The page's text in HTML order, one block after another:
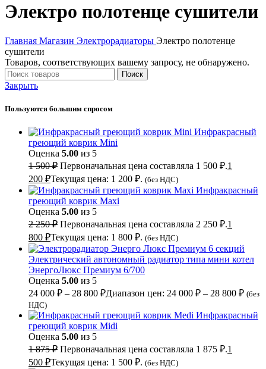
Электро полотенце сушители
Главная Магазин Электрорадиаторы Электро полотенце
сушители
Товаров, соответствующих вашему запросу, не обнаружено.
Поиск
Закрыть
Пользуются большим спросом
Инфракрасный
греющий коврик Mini
Оценка 5.00 из 5
1 500₽ Первоначальная цена составляла 1 500 ₽.1
200 ₽Текущая цена: 1 200 ₽. (без НДС)
Инфракрасный
греющий коврик Maxi
Оценка 5.00 из 5
2 250₽ Первоначальная цена составляла 2 250 ₽.1
800 ₽Текущая цена: 1 800 ₽. (без НДС)
Электрический автономный радиатор типа мини котел
ЭнергоЛюкс Премиум 6/700
Оценка 5.00 из 5
24 000 ₽ – 28 800 ₽Диапазон цен: 24 000 ₽ – 28 800 ₽ (без
НДС)
Инфракрасный
греющий коврик Midi
Оценка 5.00 из 5
1 875₽ Первоначальная цена составляла 1 875 ₽.1
500 ₽Текущая цена: 1 500 ₽. (без НДС)